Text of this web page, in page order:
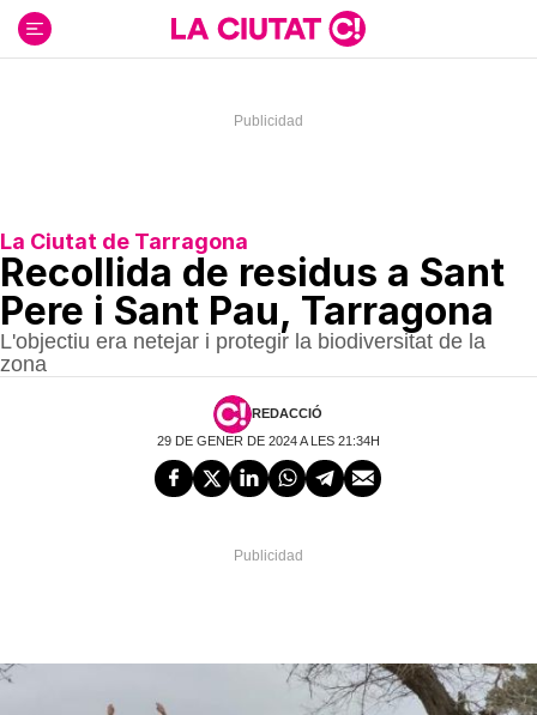
contenido
La Ciutat de Tarragona
Recollida de residus a Sant
Pere i Sant Pau, Tarragona
L'objectiu era netejar i protegir la biodiversitat de la
zona
REDACCIÓ
29 DE GENER DE 2024 A LES 21:34H